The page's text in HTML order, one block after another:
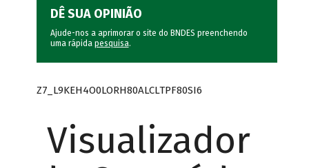
DÊ SUA OPINIÃO
Ajude-nos a aprimorar o site do BNDES preenchendo
uma rápida pesquisa.
Z7_L9KEH4O0LORH80ALCLTPF80SI6
Visualizador